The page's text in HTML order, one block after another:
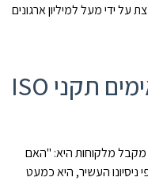
המוביל בשנת 2026 ומאומצת על ידי מעל למיליון ארגונים
לאיזה סוג עסק מתאימים תקני ISO
מקבל מלקוחות היא: "האם
ניסיונו העשיר, היא כמעט